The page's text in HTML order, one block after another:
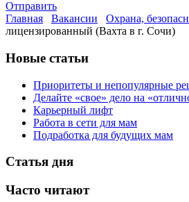
Отправить
Главная
Вакансии Охрана,
лицензированный (Вахта в г. Сочи)
Новые статьи
Приоритеты и непопулярные
Делайте «свое» дело на
Карьерный лифт
Работа в сети для мам
Подработка для будущих мам
Статья дня
Часто читают